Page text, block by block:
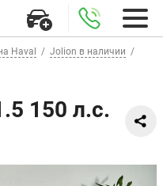
Haval
Jolion в наличии
150 л.с.